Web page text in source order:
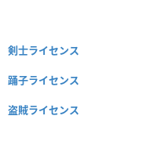
剣士ライセンス
踊子ライセンス
盗賊ライセンス